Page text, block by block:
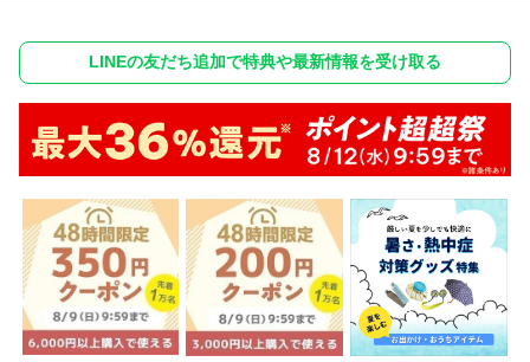
LINEの友だち追加で特典や最新情報を受け取る